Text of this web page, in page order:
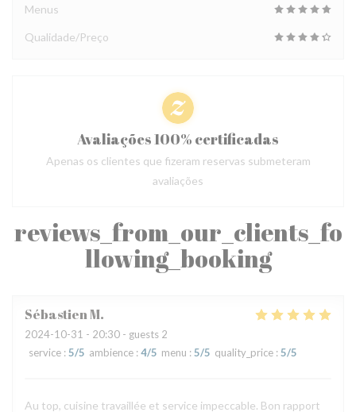
reviews_from_our_clients_fo
llowing_booking
SébastienM
2024-10-31 - 20:30 - guests 2
service : 5/5 ambience : 4/5 menu : 5/5 quality_price : 5/5
Au top, cuisine travaillée et service impeccable. Bon rapport
Menus
Qualidade/Preço
Avaliações 100% certificadas
Apenas os clientes que fizeram reservas submeteram
avaliações